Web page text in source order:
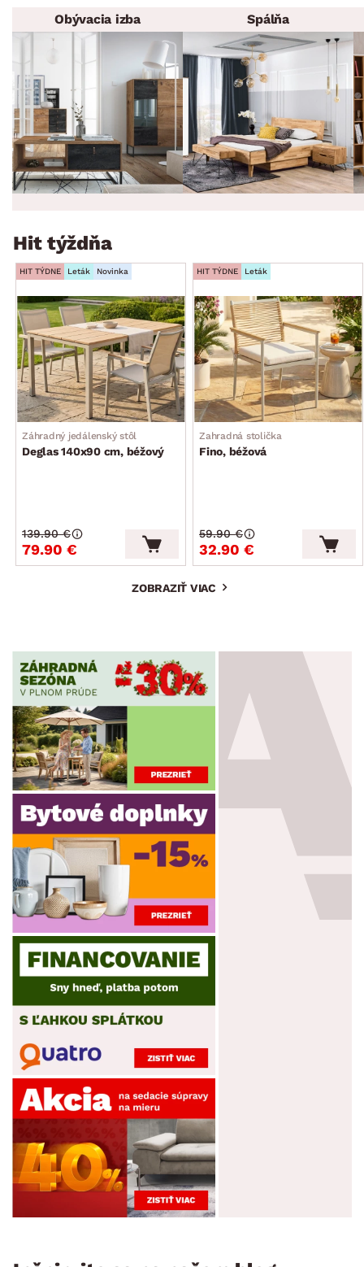
Obývacia izba Spálňa
Hit týždňa
HIT TÝDNE Leták Novinka
Záhradný jedálenský stôl
Deglas 140x90 cm, béžový
79.90 €
139.90 €
HIT TÝDNE Leták
Zahradná stolička
Fino, béžová
32.90 €
59.90 €
ZOBRAZIŤ VIAC